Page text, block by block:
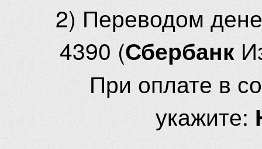
2) Переводом
4390 (Сбербанк
При оплате в
укажите: